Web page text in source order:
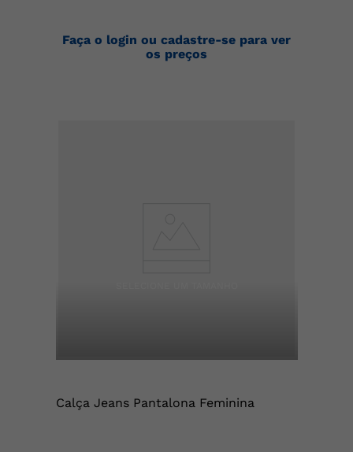
Faça o login ou cadastre-se para ver
os preços
Calça Jeans Pantalona Feminina